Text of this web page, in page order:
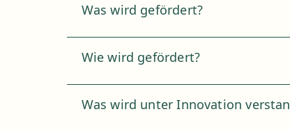
Was wird gefördert?
Wie wird gefördert?
Was wird unter Innovation